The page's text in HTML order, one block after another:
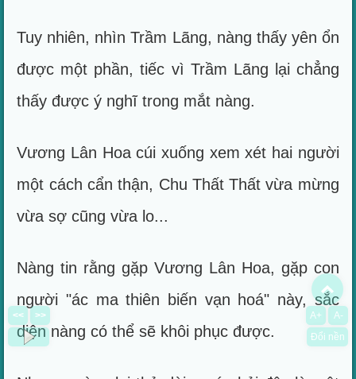
Tuy nhiên, nhìn Trầm Lãng, nàng thấy yên ổn
được một phần, tiếc vì Trầm Lãng lại chẳng
thấy được ý nghĩ trong mắt nàng.
Vương Lân Hoa cúi xuống xem xét hai người
một cách cẩn thận, Chu Thất Thất vừa mừng
vừa sợ cũng vừa lo...
Nàng tin rằng gặp Vương Lân Hoa, gặp con
người "ác ma thiên biến vạn hoá" này, sắc
diện nàng có thể sẽ khôi phục được.
>>
<< A+
A-
Đổi nền